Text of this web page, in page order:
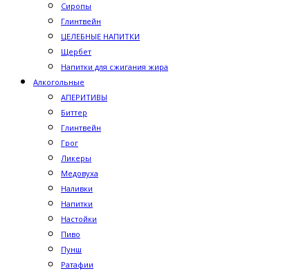
Сиропы
Глинтвейн
ЦЕЛЕБНЫЕ НАПИТКИ
Щербет
Напитки для сжигания жира
Алкогольные
АПЕРИТИВЫ
Биттер
Глинтвейн
Грог
Ликеры
Медовуха
Наливки
Напитки
Настойки
Пиво
Пунш
Ратафии